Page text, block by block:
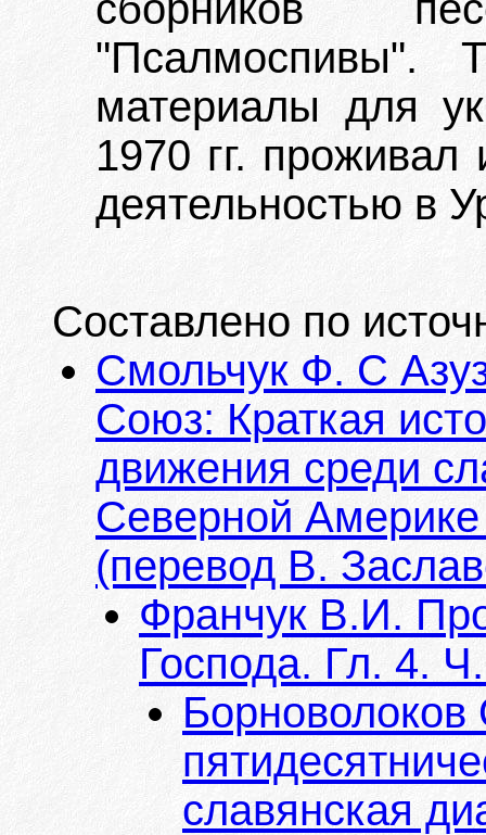
"Псалмоспивы".
материалы для
1970 гг.
деятельностью в
Составлено по
Смольчук Ф. С
Союз: Краткая
движения среди
Северной Америке
(перевод В.
Франчук В.И.
Господа. Гл. 4.
славянская